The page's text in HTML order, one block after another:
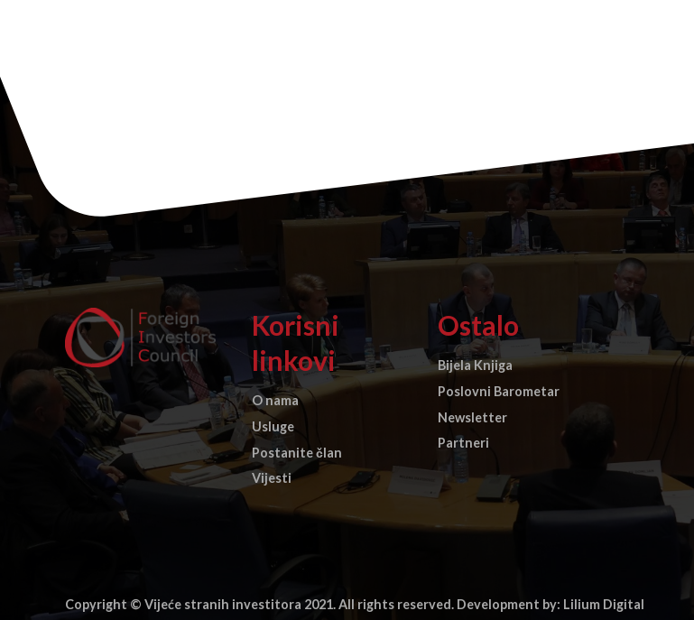
Korisni
linkovi
O nama
Usluge
Postanite član
Vijesti
Ostalo
Bijela Knjiga
Poslovni Barometar
Newsletter
Partneri
Copyright © Vijeće stranih investitora 2021. All rights reserved. Development by: Lilium Digital